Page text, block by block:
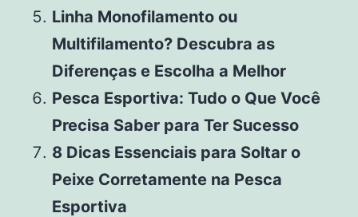
Linha Monofilamento ou
Multifilamento? Descubra as
Diferenças e Escolha a Melhor
Pesca Esportiva: Tudo o Que Você
Precisa Saber para Ter Sucesso
8 Dicas Essenciais para Soltar o
Peixe Corretamente na Pesca
Esportiva